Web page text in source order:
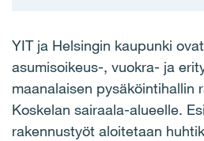
YIT ja Helsingin kaupunki
asumisoikeus-, vuokra- ja
maanalaisen pysäköintihallin
Koskelan sairaala-alueelle.
rakennustyöt aloitetaan